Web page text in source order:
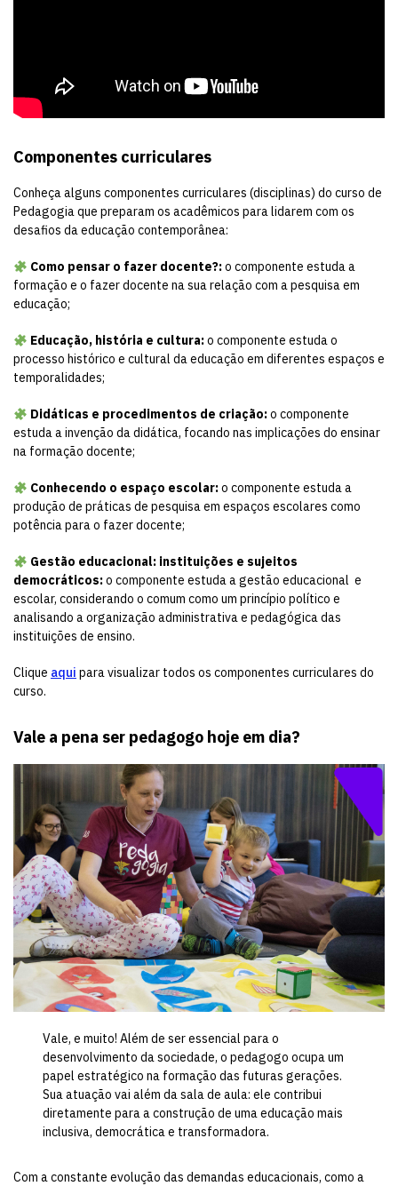
Componentes curriculares
Conheça alguns componentes curriculares (disciplinas) do curso de
Pedagogia que preparam os acadêmicos para lidarem com os
desafios da educação contemporânea:
Como pensar o fazer docente?:o componente estuda a
formação e o fazer docente na sua relação com a pesquisa em
educação;
Educação, história e cultura:o componente estuda o
processo histórico e cultural da educação em diferentes espaços e
temporalidades;
Didáticas e procedimentos de criação:o componente
estuda a invenção da didática, focando nas implicações do ensinar
na formação docente;
Conhecendo o espaço escolar:o componente estuda a
produção de práticas de pesquisa em espaços escolares como
potência para o fazer docente;
Gestão educacional: instituições e sujeitos
democráticos:o componente estuda a gestão educacional e
escolar, considerando o comum como um princípio político e
analisando a organização administrativa e pedagógica das
instituições de ensino.
Clique aqui para visualizar todos os componentes curriculares do
curso.
Vale a pena ser pedagogo hoje em dia?
Vale, e muito! Além de ser essencial para o
desenvolvimento da sociedade, o pedagogo ocupa um
papel estratégico na formação das futuras gerações.
Sua atuação vai além da sala de aula: ele contribui
diretamente para a construção de uma educação mais
inclusiva, democrática e transformadora.
Com a constante evolução das demandas educacionais, como a